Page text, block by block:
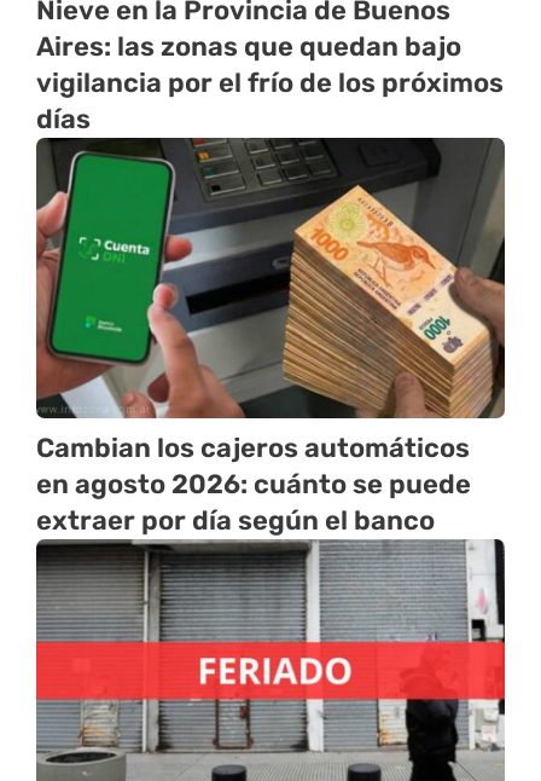
Nieve en la Provincia de Buenos
Aires: las zonas que quedan bajo
vigilancia por el frío de los próximos
días
Cambian los cajeros automáticos
en agosto 2026: cuánto se puede
extraer por día según el banco